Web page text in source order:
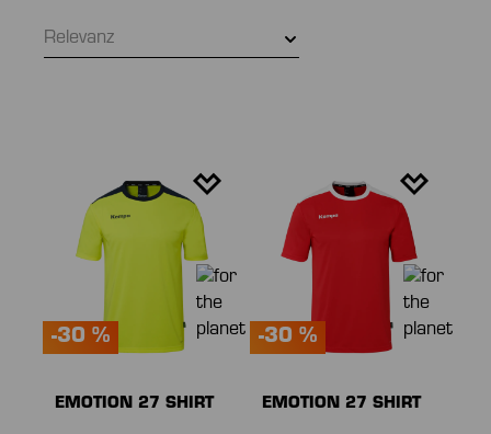
Relevanz
-30 %
EMOTION 27 SHIRT
-30 %
EMOTION 27 SHIRT